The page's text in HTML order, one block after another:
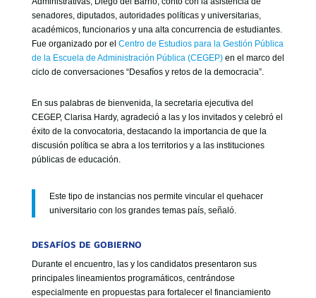
senadores, diputados, autoridades políticas y universitarias,
académicos, funcionarios y una alta concurrencia de estudiantes.
Fue organizado por el Centro de Estudios para la Gestión Pública
de la Escuela de Administración Pública (CEGEP)en el marco del
ciclo de conversaciones “Desafíos y retos de la democracia”.
En sus palabras de bienvenida, la secretaria ejecutiva del
CEGEP, Clarisa Hardy, agradeció a las y los invitados y celebró el
éxito de la convocatoria, destacando la importancia de que la
discusión política se abra a los territorios y a las instituciones
públicas de educación.
Este tipo de instancias nos permite vincular el quehacer
universitario con los grandes temas país, señaló.
DESAFÍOS DE GOBIERNO
Durante el encuentro, las y los candidatos presentaron sus
principales lineamientos programáticos, centrándose
especialmente en propuestas para fortalecer el financiamiento